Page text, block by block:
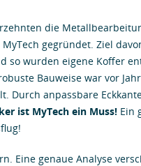
die
gegründet. Ziel
wurden eigene Koffer
Bauweise war vor
Durch anpassbare
ist MyTech ein Muss! Ein
genaue Analyse